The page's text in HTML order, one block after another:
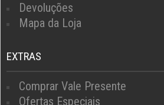
Devoluções
Mapa da Loja
EXTRAS
Comprar Vale Presente
Ofertas Especiais